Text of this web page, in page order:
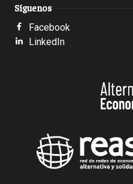
Síguenos
Facebook
LinkedIn